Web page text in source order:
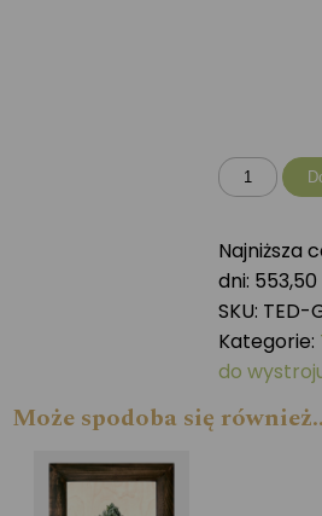
ilość
Tablica
-
Głóg
Najniższa
dni: 553,50
SKU: TED-
Kategorie:
do
Może spodoba się